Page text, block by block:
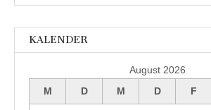
KALENDER
August 2026
M
D M D F